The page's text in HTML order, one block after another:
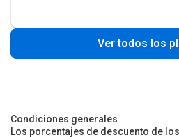
Ver todos los
Condiciones generales
Los porcentajes de descuento de